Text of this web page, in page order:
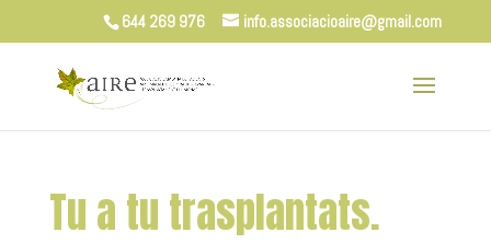
644 269 976 info.associacioaire@gmail.com
Tu a tu trasplantats.